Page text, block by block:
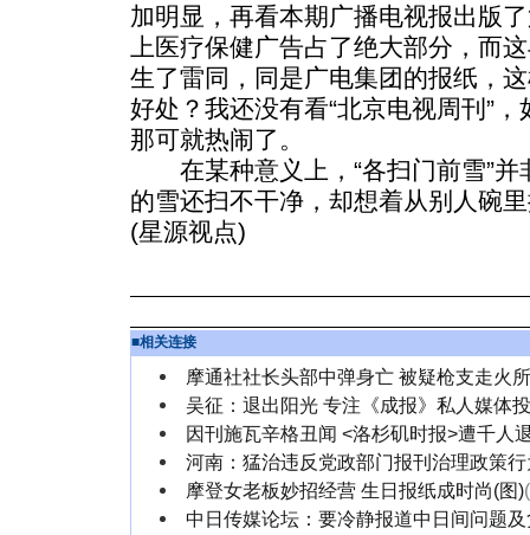
加明显，再看本期广播电视报出版
上医疗保健广告占了绝大部分，而
生了雷同，同是广电集团的报纸，
好处？我还没有看“北京电视周刊”
那可就热闹了。
在某种意义上，“各扫门前雪”并
的雪还扫不干净，却想着从别人碗
(星源视点)
■相关连接
摩通社社长头部中弹身亡 被疑枪支走火
吴征：退出阳光 专注《成报》私人媒体
因刊施瓦辛格丑闻 <洛杉矶时报>遭千人
河南：猛治违反党政部门报刊治理政策
摩登女老板妙招经营 生日报纸成时尚(图)
中日传媒论坛：要冷静报道中日间问题